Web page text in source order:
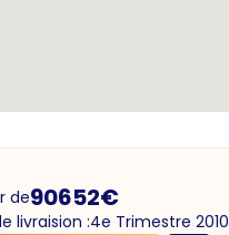
de90652€
livraision :4e Trimestre 2010